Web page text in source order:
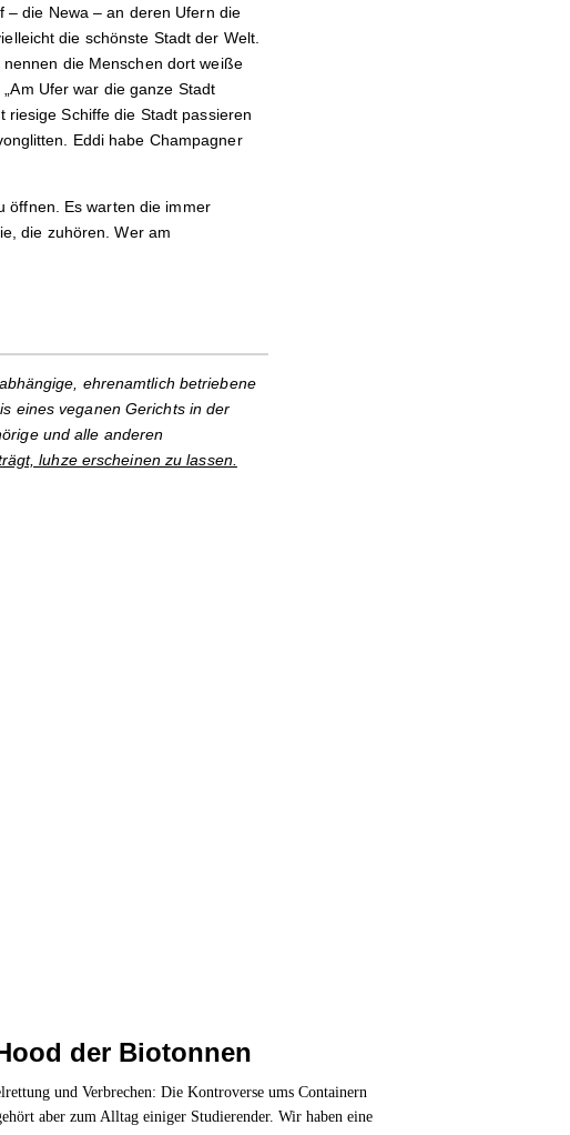
– die Newa – an deren Ufern die
die schönste Stadt der Welt.
die Menschen dort weiße
Ufer war die ganze Stadt
riesige Schiffe die Stadt passieren
Eddi habe Champagner
öffnen. Es warten die immer
die zuhören. Wer am
ehrenamtlich betriebene
eines veganen Gerichts in der
und alle anderen
luhze erscheinen zu lassen.
der Biotonnen
und Verbrechen: Die Kontroverse ums Containern
aber zum Alltag einiger Studierender. Wir haben eine